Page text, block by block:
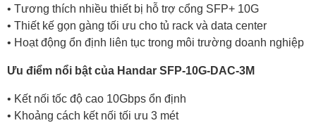
• Tương thích nhiều thiết bị hỗ trợ cổng SFP+ 10G
• Thiết kế gọn gàng tối ưu cho tủ rack và data center
• Hoạt động ổn định liên tục trong môi trường doanh nghiệp
Ưu điểm nổi bật của Handar SFP-10G-DAC-3M
• Kết nối tốc độ cao 10Gbps ổn định
• Khoảng cách kết nối tối ưu 3 mét